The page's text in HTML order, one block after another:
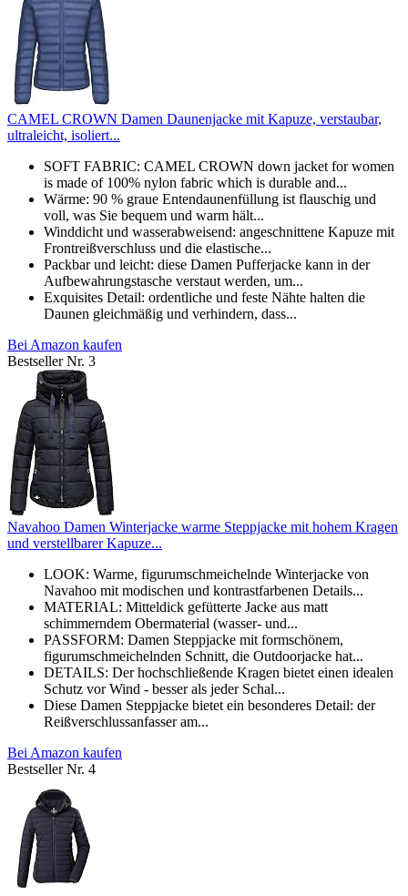
CAMEL CROWN Damen Daunenjacke mit Kapuze, verstaubar,
ultraleicht, isoliert...
SOFT FABRIC: CAMEL CROWN down jacket for women
is made of 100% nylon fabric which is durable and...
Wärme: 90 % graue Entendaunenfüllung ist flauschig und
voll, was Sie bequem und warm hält...
Winddicht und wasserabweisend: angeschnittene Kapuze mit
Frontreißverschluss und die elastische...
Packbar und leicht: diese Damen Pufferjacke kann in der
Aufbewahrungstasche verstaut werden, um...
Exquisites Detail: ordentliche und feste Nähte halten die
Daunen gleichmäßig und verhindern, dass...
Bei Amazon kaufen
Bestseller Nr. 3
Navahoo Damen Winterjacke warme Steppjacke mit hohem Kragen
und verstellbarer Kapuze...
LOOK: Warme, figurumschmeichelnde Winterjacke von
Navahoo mit modischen und kontrastfarbenen Details...
MATERIAL: Mitteldick gefütterte Jacke aus matt
schimmerndem Obermaterial (wasser- und...
PASSFORM: Damen Steppjacke mit formschönem,
figurumschmeichelnden Schnitt, die Outdoorjacke hat...
DETAILS: Der hochschließende Kragen bietet einen idealen
Schutz vor Wind - besser als jeder Schal...
Diese Damen Steppjacke bietet ein besonderes Detail: der
Reißverschlussanfasser am...
Bei Amazon kaufen
Bestseller Nr. 4